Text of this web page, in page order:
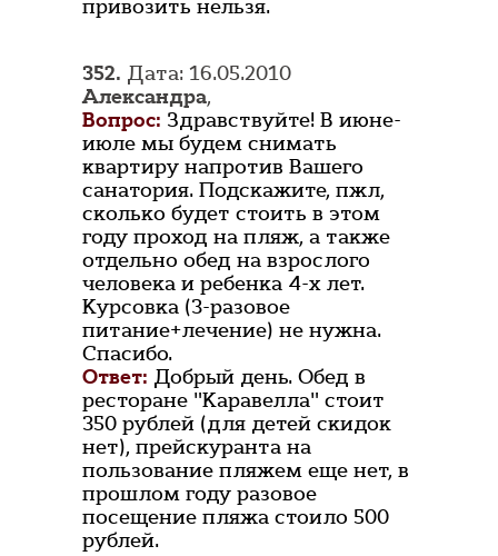
привозить нельзя.
352. Дата: 16.05.2010
Александра,
Вопрос: Здравствуйте! В июне-
июле мы будем снимать
квартиру напротив Вашего
санатория. Подскажите, пжл,
сколько будет стоить в этом
году проход на пляж, а также
отдельно обед на взрослого
человека и ребенка 4-х лет.
Курсовка (3-разовое
питание+лечение) не нужна.
Спасибо.
Ответ: Добрый день. Обед в
ресторане "Каравелла" стоит
350 рублей (для детей скидок
нет), прейскуранта на
пользование пляжем еще нет, в
прошлом году разовое
посещение пляжа стоило 500
рублей.